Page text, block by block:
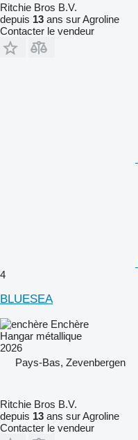
Ritchie Bros B.V.
depuis 13 ans sur Agroline
Contacter le vendeur
4
BLUESEA
Enchère
Hangar métallique
2026
Pays-Bas, Zevenbergen
Ritchie Bros B.V.
depuis 13 ans sur Agroline
Contacter le vendeur